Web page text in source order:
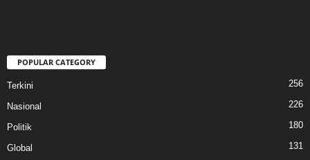
POPULAR CATEGORY
Terkini 256
Nasional 226
Politik 180
Global 131